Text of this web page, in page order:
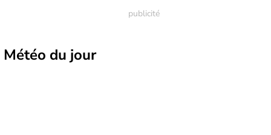
Météo du jour